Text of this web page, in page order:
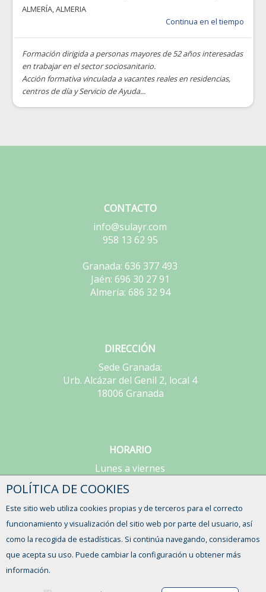
ALMERÍA,ALMERIA
Continua en el tiempo
Formación dirigida a personas mayores de 52 años interesadas
en trabajar en el sector sociosanitario.
Acción formativa vinculada a vacantes reales en residencias,
centros de día y Servicio de Ayuda...
CONTACTO
info@sulayr.com
958 13 62 95
Granada: 636 377 493
Jaén: 696 30 27 91
Almería: 686 32 94
DIRECCIÓN
Sede Granada:
Urb. Alcázar del Genil 2, local 4
18006 Granada
HORARIO
Lunes a viernes
CONTACTO
POLÍTICA DE COOKIES
Este sitio web utiliza cookies propias y de terceros para el correcto
funcionamiento y visualización del sitio web por parte del usuario, así
como la recogida de estadísticas. Si continúa navegando, consideramos
que acepta su uso. Puede cambiar la configuración u obtener más
información.